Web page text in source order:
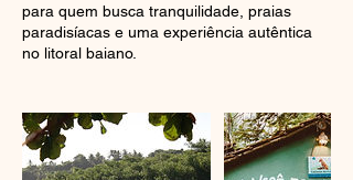
para quem busca tranquilidade, praias
paradisíacas e uma experiência autêntica
no litoral baiano.